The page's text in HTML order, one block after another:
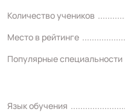
Количество учеников
Место в рейтинге
Популярные специальности
Язык обучения